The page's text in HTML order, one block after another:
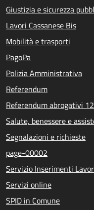
Giustizia e sicurezza
Lavori Cassanese Bis
Mobilità e trasporti
PagoPa
Polizia Amministrativa
Referendum
Referendum abrogativi
Salute, benessere e
Segnalazioni e richieste
page-00002
Servizio Inserimenti
Servizi online
SPID in Comune